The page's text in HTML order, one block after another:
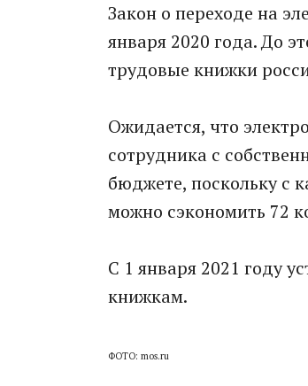
Закон о переходе на
января 2020 года. До
трудовые книжки
Ожидается, что
сотрудника с
бюджете, поскольку с
можно сэкономить 72
С 1 января 2021 году
книжкам.
ФОТО: mos.ru